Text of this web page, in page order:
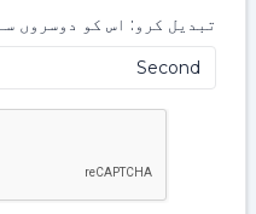
تبدیل کرو: اس کو دوسروں